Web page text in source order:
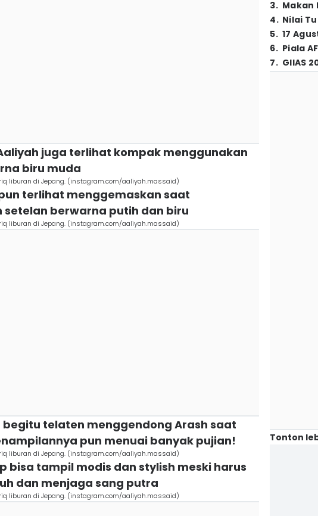
juga terlihat kompak menggunakan
biru muda
liburan di Jepang. (instagram.com/aaliyah.massaid)
terlihat menggemaskan saat
setelan berwarna putih dan biru
liburan di Jepang. (instagram.com/aaliyah.massaid)
begitu telaten menggendong Arash saat
pun menuai banyak pujian!
liburan di Jepang. (instagram.com/aaliyah.massaid)
bisa tampil modis dan stylish meski harus
dan menjaga sang putra
liburan di Jepang. (instagram.com/aaliyah.massaid)
3. Makan
4. Nilai
5. 17
6. Piala
7. GIIAS
Tonton